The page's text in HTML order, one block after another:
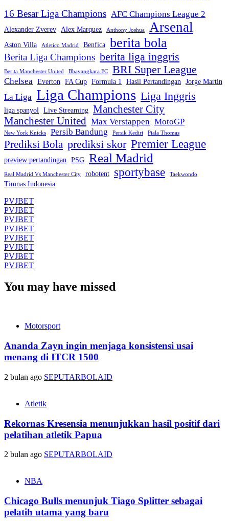
16 Besar Liga Champions AFC Champions League 2
Alexander Zverev Alex Marquez Anthony Joshua Arsenal
Aston Villa Atletico Madrid Benfica berita bola
Berita Liga Champions berita liga inggris
Berita Manchester United Bhayangkara FC BRI Super League
Chelsea Everton FA Cup Formula 1 Hasil Pertandingan Jorge Martin
La Liga Liga Champions Liga Inggris
liga spanyol Live Streaming Manchester City
Manchester United Max Verstappen MotoGP
New York Knicks Persib Bandung Persik Kediri Piala Thomas
Prediksi Bola prediksi skor Premier League
preview pertandingan PSG Real Madrid
Real Madrid Vs Manchester City robotent sportybase Taekwondo
Timnas Indonesia
PVJBET
PVJBET
PVJBET
PVJBET
PVJBET
PVJBET
PVJBET
PVJBET
You may have missed
Motorsport
Ananda Zayn ingin menjaga konsistensi usai
menang di ITCR 1500
2 bulan ago SEPUTARBOLAID
Atletik
Rekornas Kresensia menunjukkan hasil positif dari
pelatihan atletik Papua
2 bulan ago SEPUTARBOLAID
NBA
Chicago Bulls menunjuk Tiago Splitter sebagai
pelatih utama yang baru